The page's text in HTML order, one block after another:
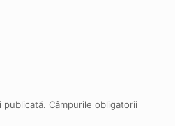
publicată. Câmpurile obligatorii